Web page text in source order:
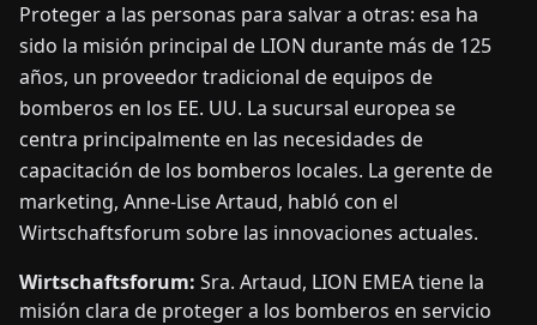
ENDEFRESITNLPLHU
CONTÁCTENOS
Proteger a las personas para salvar a otras: esa ha
sido la misión principal de LION durante más de 125
años, un proveedor tradicional de equipos de
bomberos en los EE. UU. La sucursal europea se
centra principalmente en las necesidades de
capacitación de los bomberos locales. La gerente de
marketing, Anne-Lise Artaud, habló con el
Wirtschaftsforum sobre las innovaciones actuales.
Wirtschaftsforum: Sra. Artaud, LION EMEA tiene la
misión clara de proteger a los bomberos en servicio